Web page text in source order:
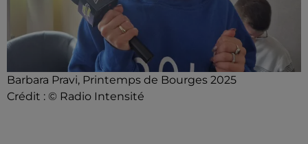
Barbara Pravi, Printemps de Bourges 2025
Crédit : © Radio Intensité